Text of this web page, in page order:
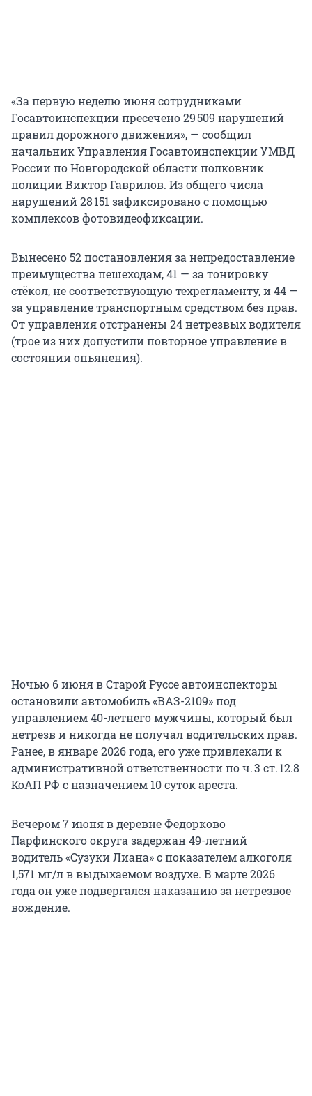
«За первую неделю июня сотрудниками
Госавтоинспекции пресечено 29 509 нарушений
правил дорожного движения», — сообщил
начальник Управления Госавтоинспекции УМВД
России по Новгородской области полковник
полиции Виктор Гаврилов. Из общего числа
нарушений 28 151 зафиксировано с помощью
комплексов фотовидеофиксации.
Вынесено 52 постановления за непредоставление
преимущества пешеходам, 41 — за тонировку
стёкол, не соответствующую техрегламенту, и 44 —
за управление транспортным средством без прав.
От управления отстранены 24 нетрезвых водителя
(трое из них допустили повторное управление в
состоянии опьянения).
Ночью 6 июня в Старой Руссе автоинспекторы
остановили автомобиль «ВАЗ-2109» под
управлением 40-летнего мужчины, который был
нетрезв и никогда не получал водительских прав.
Ранее, в январе 2026 года, его уже привлекали к
административной ответственности по ч. 3 ст. 12.8
КоАП РФ с назначением 10 суток ареста.
Вечером 7 июня в деревне Федорково
Парфинского округа задержан 49-летний
водитель «Сузуки Лиана» с показателем алкоголя
1,571 мг/л в выдыхаемом воздухе. В марте 2026
года он уже подвергался наказанию за нетрезвое
вождение.